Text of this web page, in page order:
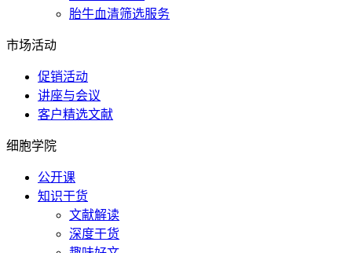
胎牛血清筛选服务
市场活动
促销活动
讲座与会议
客户精选文献
细胞学院
公开课
知识干货
文献解读
深度干货